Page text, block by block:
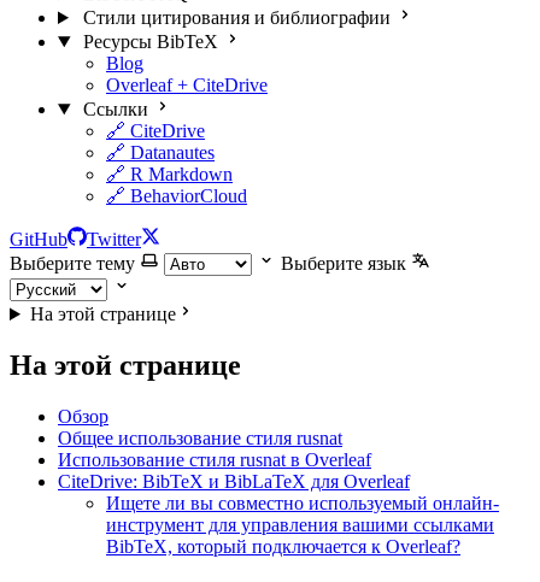
Стили цитирования и библиографии
Ресурсы BibTeX
Blog
Overleaf + CiteDrive
Ссылки
🔗 CiteDrive
🔗 Datanautes
🔗 R Markdown
🔗 BehaviorCloud
GitHub
Twitter
Выберите тему
Выберите язык
На этой странице
На этой странице
Обзор
Общее использование стиля rusnat
Использование стиля rusnat в Overleaf
CiteDrive: BibTeX и BibLaTeX для Overleaf
Ищете ли вы совместно используемый онлайн-
инструмент для управления вашими ссылками
BibTeX, который подключается к Overleaf?